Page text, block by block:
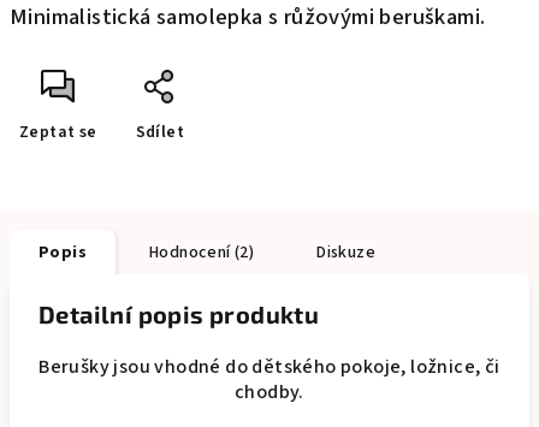
Minimalistická samolepka s růžovými beruškami.
Zeptat se Sdílet
Popis Hodnocení (2) Diskuze
Detailní popis produktu
Berušky jsou vhodné do dětského pokoje, ložnice, či
chodby.